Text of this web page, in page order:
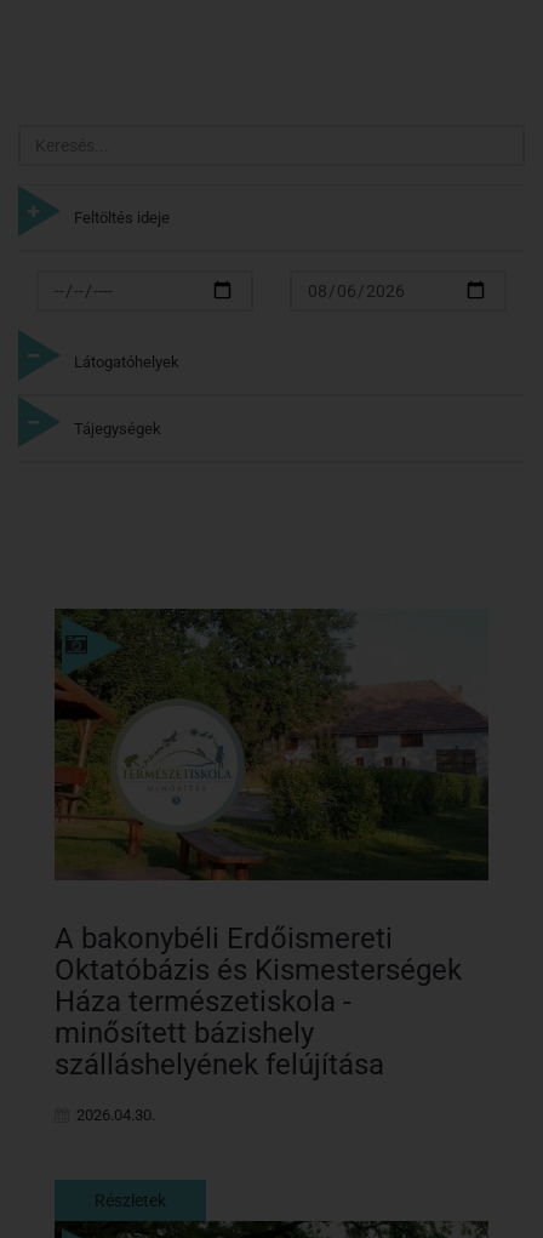
Feltöltés ideje
Látogatóhelyek
Tájegységek
Részletek
A bakonybéli Erdőismereti
Oktatóbázis és Kismesterségek
Háza természetiskola -
minősített bázishely
szálláshelyének felújítása
2026.04.30.
Részletek